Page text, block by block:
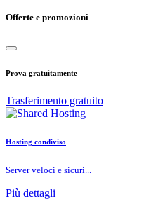
Offerte e promozioni
Prova gratuitamente
Trasferimento gratuito
Hosting condiviso
Server veloci e sicuri...
Più dettagli